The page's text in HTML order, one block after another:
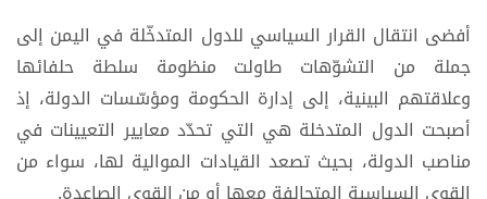
أفضى انتقال القرار السياسي للدول المتدخّلة في اليمن إلى
جملة من التشوّهات طاولت منظومة سلطة حلفائها
وعلاقتهم البينية، إلى إدارة الحكومة ومؤسّسات الدولة، إذ
أصبحت الدول المتدخلة هي التي تحدّد معايير التعيينات في
مناصب الدولة، بحيث تصعد القيادات الموالية لها، سواء من